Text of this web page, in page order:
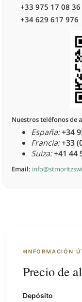
+33 975 17 08 36
+34 629 617 976
Nuestros teléfonos de
España:+34
Francia:+33
Suiza:+41 44
Email:
INFORMACIÓN
Precio de
Depósito